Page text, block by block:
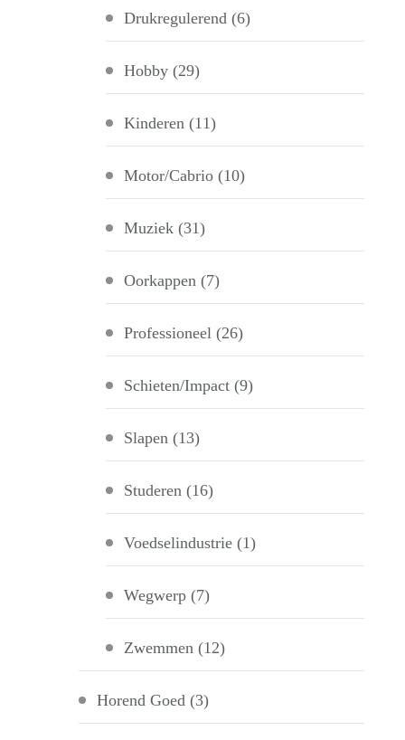
Drukregulerend (6)
Hobby (29)
Kinderen (11)
Motor/Cabrio (10)
Muziek (31)
Oorkappen (7)
Professioneel (26)
Schieten/Impact (9)
Slapen (13)
Studeren (16)
Voedselindustrie (1)
Wegwerp (7)
Zwemmen (12)
Horend Goed (3)